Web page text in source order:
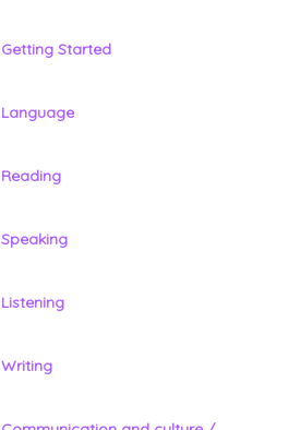
Getting Started
Language
Reading
Speaking
Listening
Writing